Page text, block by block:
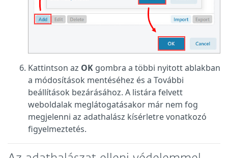
Kattintson az OK gombra a többi nyitott ablakban
a módosítások mentéséhez és a További
beállítások bezárásához. A listára felvett
weboldalak meglátogatásakor már nem fog
megjelenni az adathalász kísérletre vonatkozó
figyelmeztetés.